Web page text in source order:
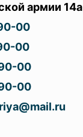
армии 14а
00
00
00
00